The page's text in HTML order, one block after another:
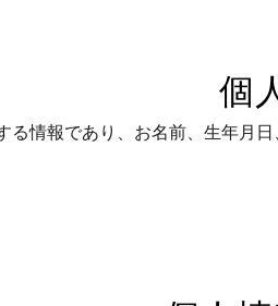
個
る情報であり、お名前、生年月